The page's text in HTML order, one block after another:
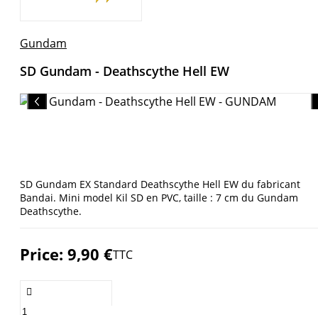
Gundam
SD Gundam - Deathscythe Hell EW
SD Gundam EX Standard Deathscythe Hell EW du fabricant
Bandai. Mini model Kil SD en PVC, taille : 7 cm du Gundam
Deathscythe.
Price: 9,90 €TTC
